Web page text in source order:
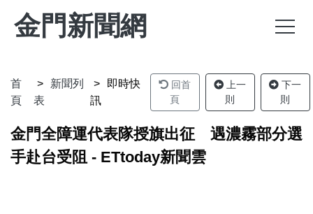
金門新聞網
首
頁
新聞列
表
即時快
訊
回首
頁
上一
則
下一
則
金門全障運代表隊授旗出征 遇濃霧部分選
手赴台受阻 - ETtoday新聞雲